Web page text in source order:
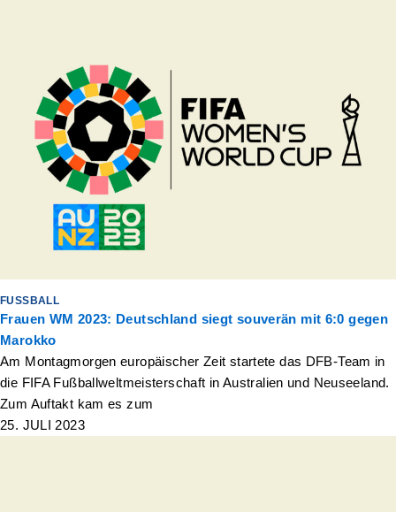
FUSSBALL
Frauen WM 2023: Deutschland siegt souverän mit 6:0 gegen
Marokko
Am Montagmorgen europäischer Zeit startete das DFB-Team in
die FIFA Fußballweltmeisterschaft in Australien und Neuseeland.
Zum Auftakt kam es zum
25. JULI 2023